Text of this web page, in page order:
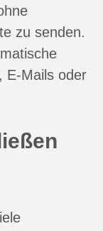
zu senden.
E-Mails oder